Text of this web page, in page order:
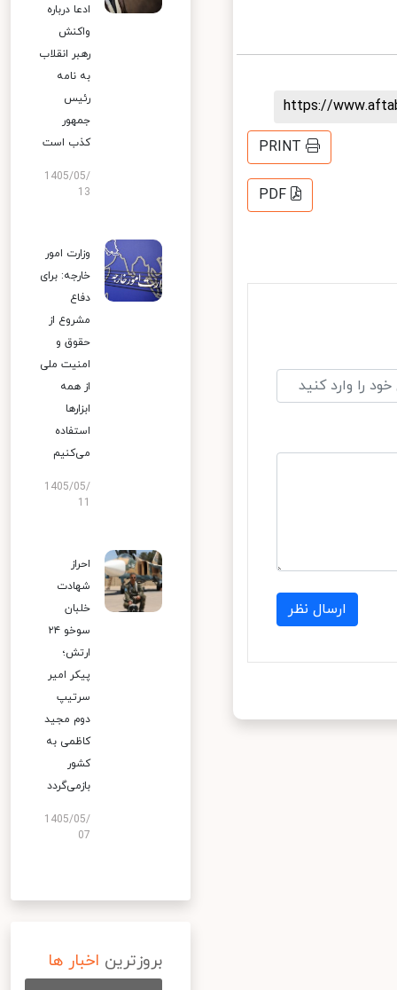
https://
PRINT
PDF
ارسال نظر
ادعا درباره
واکنش
رهبر انقلاب
به نامه
رئیس
جمهور
کذب است
1405/05/
13
وزارت امور
خارجه: برای
دفاع
مشروع از
حقوق و
امنیت ملی
از همه
ابزارها
استفاده
می‌کنیم
1405/05/
احراز
شهادت
خلبان
سوخو ۲۴
ارتش؛
پیکر امیر
سرتیپ
دوم مجید
کاظمی به
کشور
بازمی‌گردد
1405/05/
07
بروزترین اخبار ها